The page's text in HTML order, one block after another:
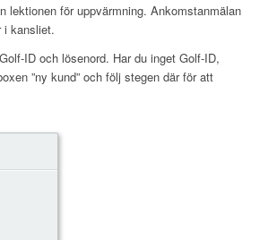
lektionen för uppvärmning. Ankomstanmälan
i kansliet.
ID och lösenord. Har du inget Golf-ID,
”ny kund” och följ stegen där för att